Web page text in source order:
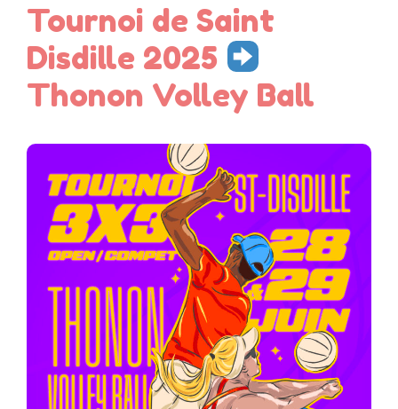
Tournoi de Saint
Disdille 2025
Thonon Volley Ball